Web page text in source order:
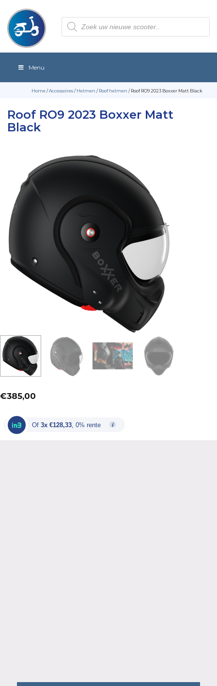
Producten
zoeken
Menu
Home/Accessoires/Helmen /Roof helmen / Roof RO9 2023 Boxxer Matt Black
Roof RO9 2023 Boxxer Matt
Black
€385,00
Of 3x €128,33, 0% rente